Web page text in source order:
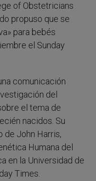
of Obstetricians
propuso que se
para bebés
el Sunday
comunicación
del
el tema de
nacidos. Su
de John Harris,
Humana del
en la Universidad de
Times.